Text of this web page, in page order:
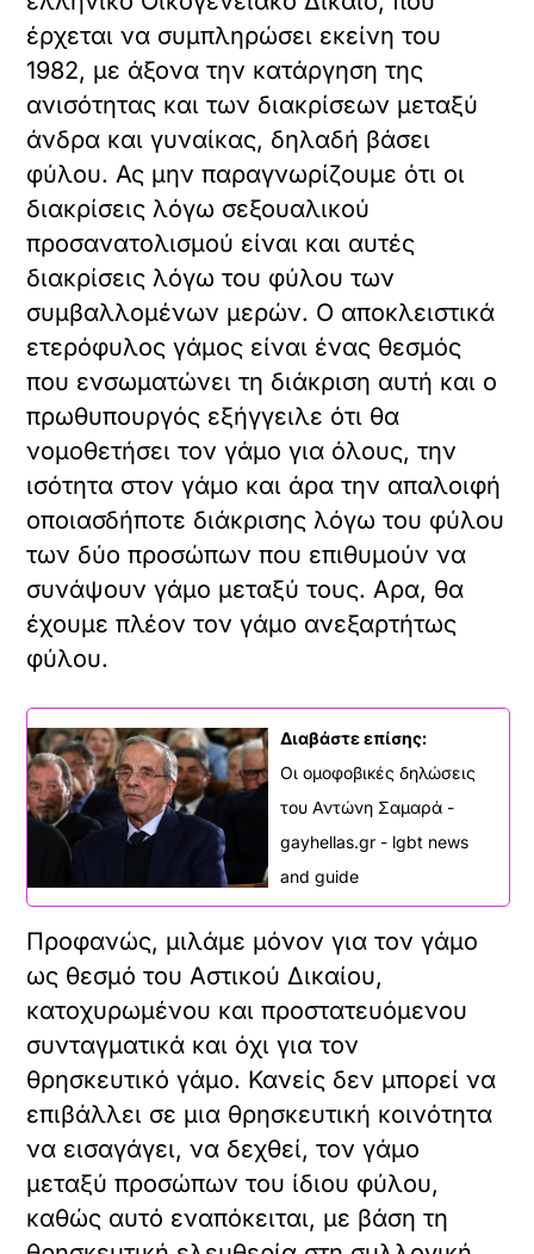
έρχεται να συμπληρώσει εκείνη του
1982, με άξονα την κατάργηση της
ανισότητας και των διακρίσεων μεταξύ
άνδρα και γυναίκας, δηλαδή βάσει
φύλου. Ας μην παραγνωρίζουμε ότι οι
διακρίσεις λόγω σεξουαλικού
προσανατολισμού είναι και αυτές
διακρίσεις λόγω του φύλου των
συμβαλλομένων μερών. Ο αποκλειστικά
ετερόφυλος γάμος είναι ένας θεσμός
που ενσωματώνει τη διάκριση αυτή και ο
πρωθυπουργός εξήγγειλε ότι θα
νομοθετήσει τον γάμο για όλους, την
ισότητα στον γάμο και άρα την απαλοιφή
οποιασδήποτε διάκρισης λόγω του φύλου
των δύο προσώπων που επιθυμούν να
συνάψουν γάμο μεταξύ τους. Αρα, θα
έχουμε πλέον τον γάμο ανεξαρτήτως
φύλου.
Διαβάστε επίσης:
Οι ομοφοβικές δηλώσεις
του Αντώνη Σαμαρά -
gayhellas.gr - lgbt news
and guide
Προφανώς, μιλάμε μόνον για τον γάμο
ως θεσμό του Αστικού Δικαίου,
κατοχυρωμένου και προστατευόμενου
συνταγματικά και όχι για τον
θρησκευτικό γάμο. Κανείς δεν μπορεί να
επιβάλλει σε μια θρησκευτική κοινότητα
να εισαγάγει, να δεχθεί, τον γάμο
μεταξύ προσώπων του ίδιου φύλου,
καθώς αυτό εναπόκειται, με βάση τη